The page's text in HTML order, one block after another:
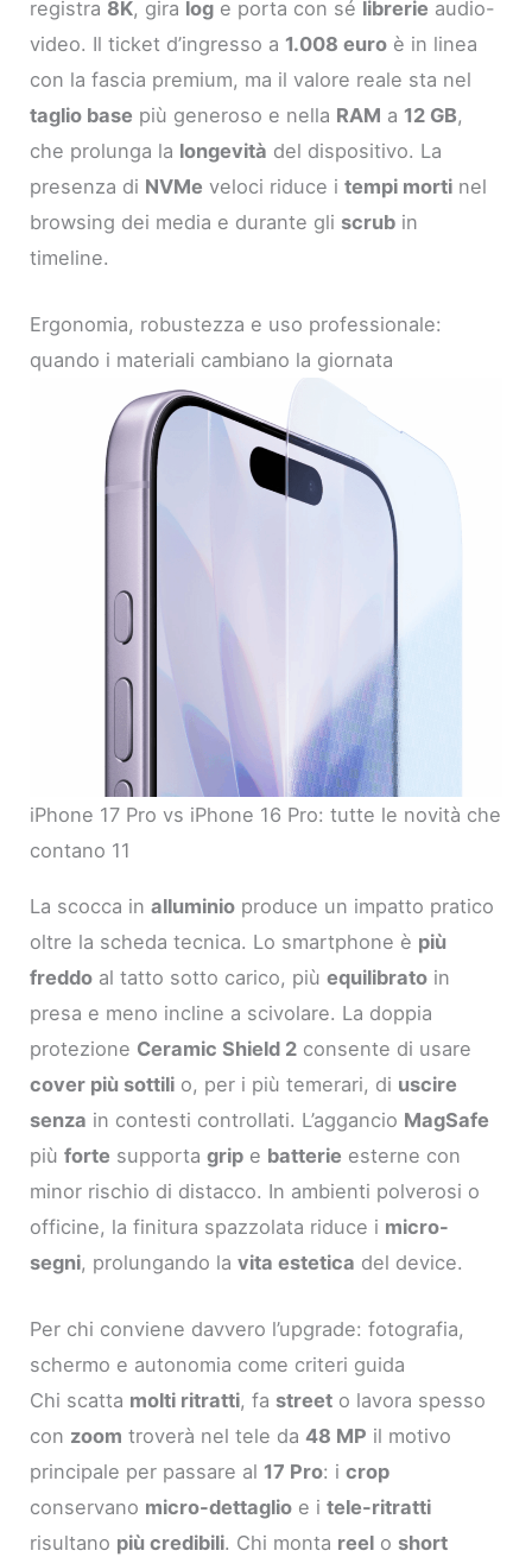
registra 8K, gira log e porta con sé librerie audio-
video. Il ticket d’ingresso a 1.008 euro è in linea
con la fascia premium, ma il valore reale sta nel
taglio base più generoso e nella RAM a 12 GB,
che prolunga la longevità del dispositivo. La
presenza di NVMe veloci riduce itempi morti nel
browsing dei media e durante gli scrub in
timeline.
Ergonomia, robustezza e uso professionale:
quando i materiali cambiano la giornata
iPhone 17 Pro vs iPhone 16 Pro: tutte le novità che
contano 11
La scocca inalluminio produce un impatto pratico
oltre la scheda tecnica. Lo smartphone è più
freddo al tatto sotto carico, piùequilibrato in
presa e meno incline a scivolare. La doppia
protezione Ceramic Shield 2 consente di usare
cover più sottili o, per i più temerari, di uscire
senza in contesti controllati. L’aggancio MagSafe
piùforte supportagrip e batterie esterne con
minor rischio di distacco. In ambienti polverosi o
officine, la finitura spazzolata riduce i micro-
segni, prolungando lavita estetica del device.
Per chi conviene davvero l’upgrade: fotografia,
schermo e autonomia come criteri guida
Chi scatta molti ritratti, fa street o lavora spesso
con zoom troverà nel tele da48 MP il motivo
principale per passare al 17 Pro: icrop
conservano micro-dettaglio e itele-ritratti
risultano più credibili. Chi monta reel o short